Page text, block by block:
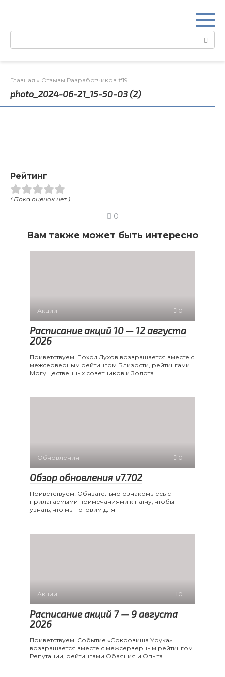
Поиск:
Главная » Отзывы Разработчиков #19
photo_2024-06-21_15-50-03 (2)
Рейтинг
( Пока оценок нет )
0
Вам также может быть интересно
Акции 0
Расписание акций 10 — 12 августа
2026
Приветствуем! Поход Духов возвращается вместе с
межсерверным рейтингом Близости, рейтингами
Могущественных советников и Золота
Обновления 0
Обзор обновления v7.702
Приветствуем! Обязательно ознакомьтесь с
прилагаемыми примечаниями к патчу, чтобы
узнать, что мы готовим для
Акции 0
Расписание акций 7 — 9 августа
2026
Приветствуем! Событие «Сокровища Урука»
возвращается вместе с межсерверным рейтингом
Репутации, рейтингами Обаяния и Опыта